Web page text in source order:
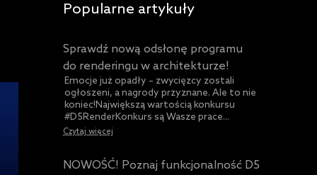
Popularne artykuły
Sprawdź nową odsłonę programu
do renderingu w architekturze!
Emocje już opadły – zwycięzcy zostali
ogłoszeni, a nagrody przyznane. Ale to nie
koniec!Największą wartością konkursu
#D5RenderKonkurs są Wasze prace...
Czytaj więcej
NOWOŚĆ! Poznaj funkcjonalność D5